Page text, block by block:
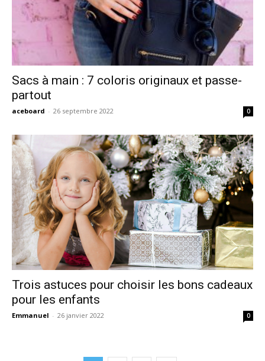
Sacs à main : 7 coloris originaux et passe-
partout
aceboard - 26 septembre 2022 0
Trois astuces pour choisir les bons cadeaux
pour les enfants
Emmanuel - 26 janvier 2022 0